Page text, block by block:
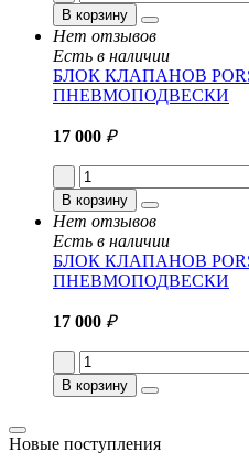
В корзину
Нет отзывов
Есть в наличии
БЛОК КЛАПАНОВ
ПНЕВМОПОДВЕСКИ
17 000 ₽
В корзину
Нет отзывов
Есть в наличии
БЛОК КЛАПАНОВ
ПНЕВМОПОДВЕСКИ
17 000 ₽
В корзину
Новые поступления